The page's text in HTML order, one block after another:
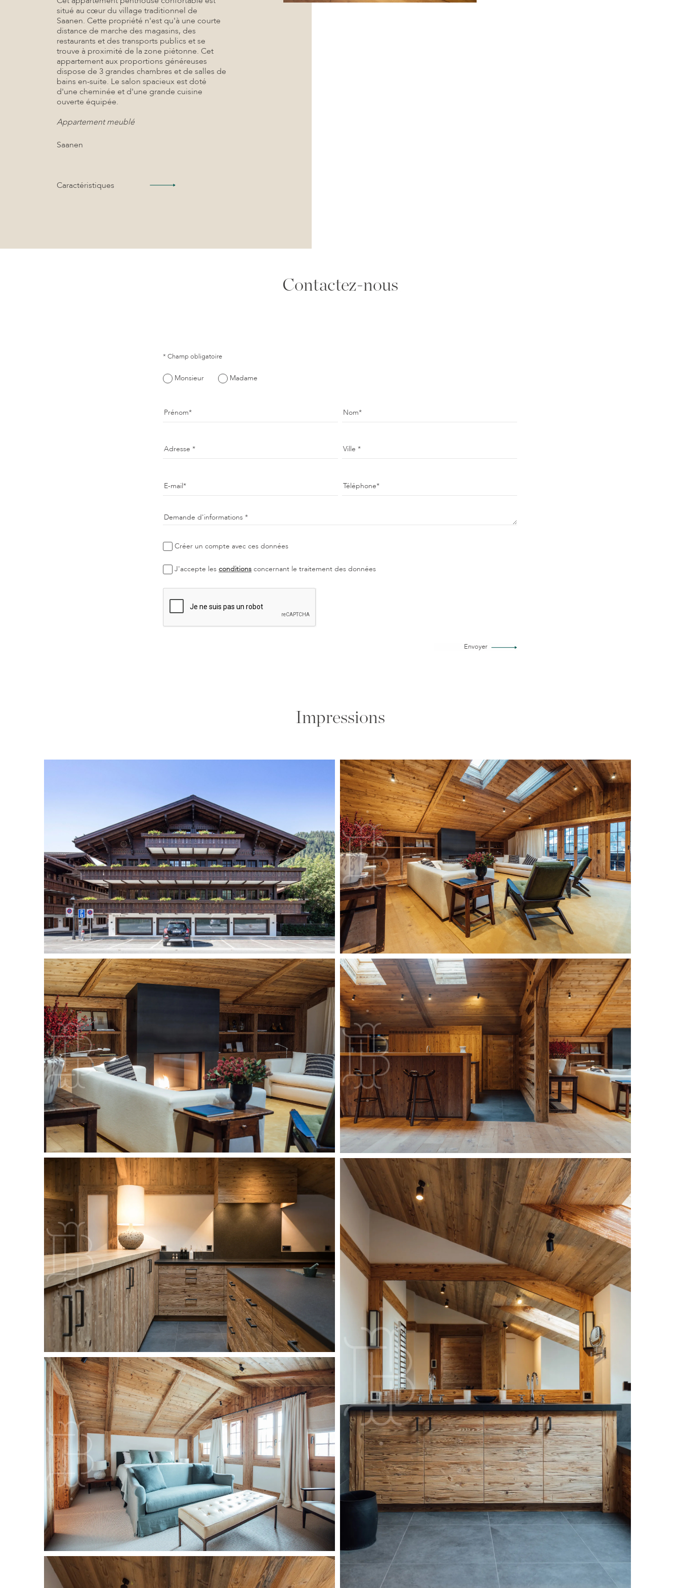
situé au cœur du village traditionnel de
Saanen. Cette propriété n'est qu'à une courte
distance de marche des magasins, des
restaurants et des transports publics et se
trouve à proximité de la zone piétonne. Cet
appartement aux proportions généreuses
dispose de 3 grandes chambres et de salles de
bains en-suite. Le salon spacieux est doté
d'une cheminée et d'une grande cuisine
ouverte équipée.
Appartement meublé
Saanen
Caractéristiques
Contactez-nous
* Champ obligatoire
Monsieur Madame
Prénom Nom
Adresse Ville
E-mail Téléphone
Demande d'informations
Créer un compte avec ces données
J'accepte lesconditions concernant le traitement des données
Envoyer
Impressions